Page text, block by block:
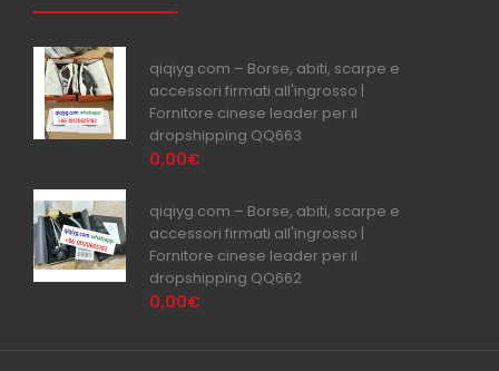
qiqiyg.com – Borse, abiti, scarpe e
accessori firmati all'ingrosso |
Fornitore cinese leader per il
dropshipping QQ663
0,00€
qiqiyg.com – Borse, abiti, scarpe e
accessori firmati all'ingrosso |
Fornitore cinese leader per il
dropshipping QQ662
0,00€